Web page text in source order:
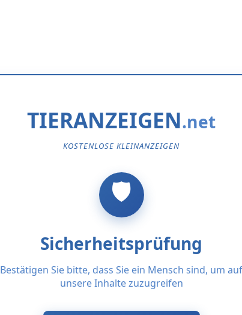
TIERANZEIGEN
KOSTENLOSE KLEINANZEIGEN
Sicherheitsprüfung
Bestätigen Sie bitte, dass Sie ein Mensch sind, um auf
unsere Inhalte zuzugreifen